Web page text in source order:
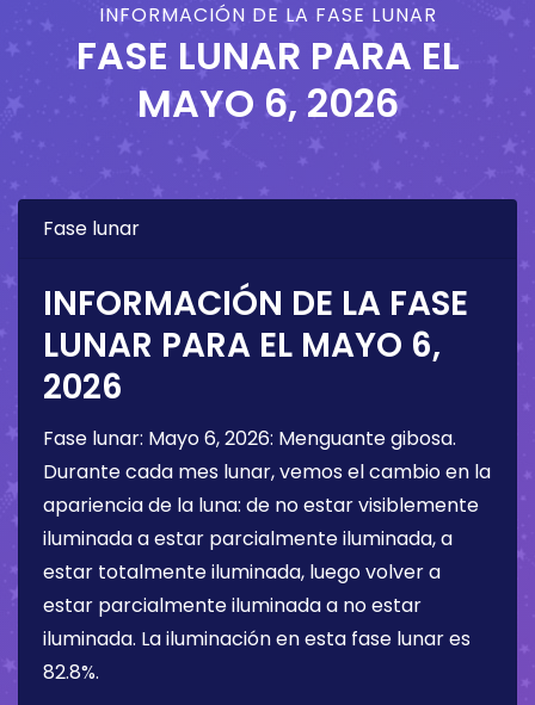
INFORMACIÓN DE LA FASE LUNAR
FASE LUNAR PARA EL
MAYO 6, 2026
Fase lunar
INFORMACIÓN DE LA FASE
LUNAR PARA EL MAYO 6,
2026
Fase lunar: Mayo 6, 2026: Menguante gibosa.
Durante cada mes lunar, vemos el cambio en la
apariencia de la luna: de no estar visiblemente
iluminada a estar parcialmente iluminada, a
estar totalmente iluminada, luego volver a
estar parcialmente iluminada a no estar
iluminada. La iluminación en esta fase lunar es
82.8%.